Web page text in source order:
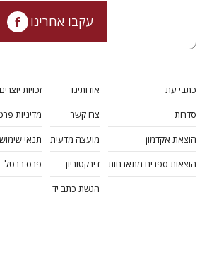
עקבו אחרינו
כתבי עת
סדרות
הוצאת אקדמון
הוצאות ספרים מתארחות
אודותינו
צרו קשר
מועצה מדעית
דירקטוריון
הגשת כתב יד
זכויות יוצרים
מדיניות
תנאי שימוש
פרס ברטל